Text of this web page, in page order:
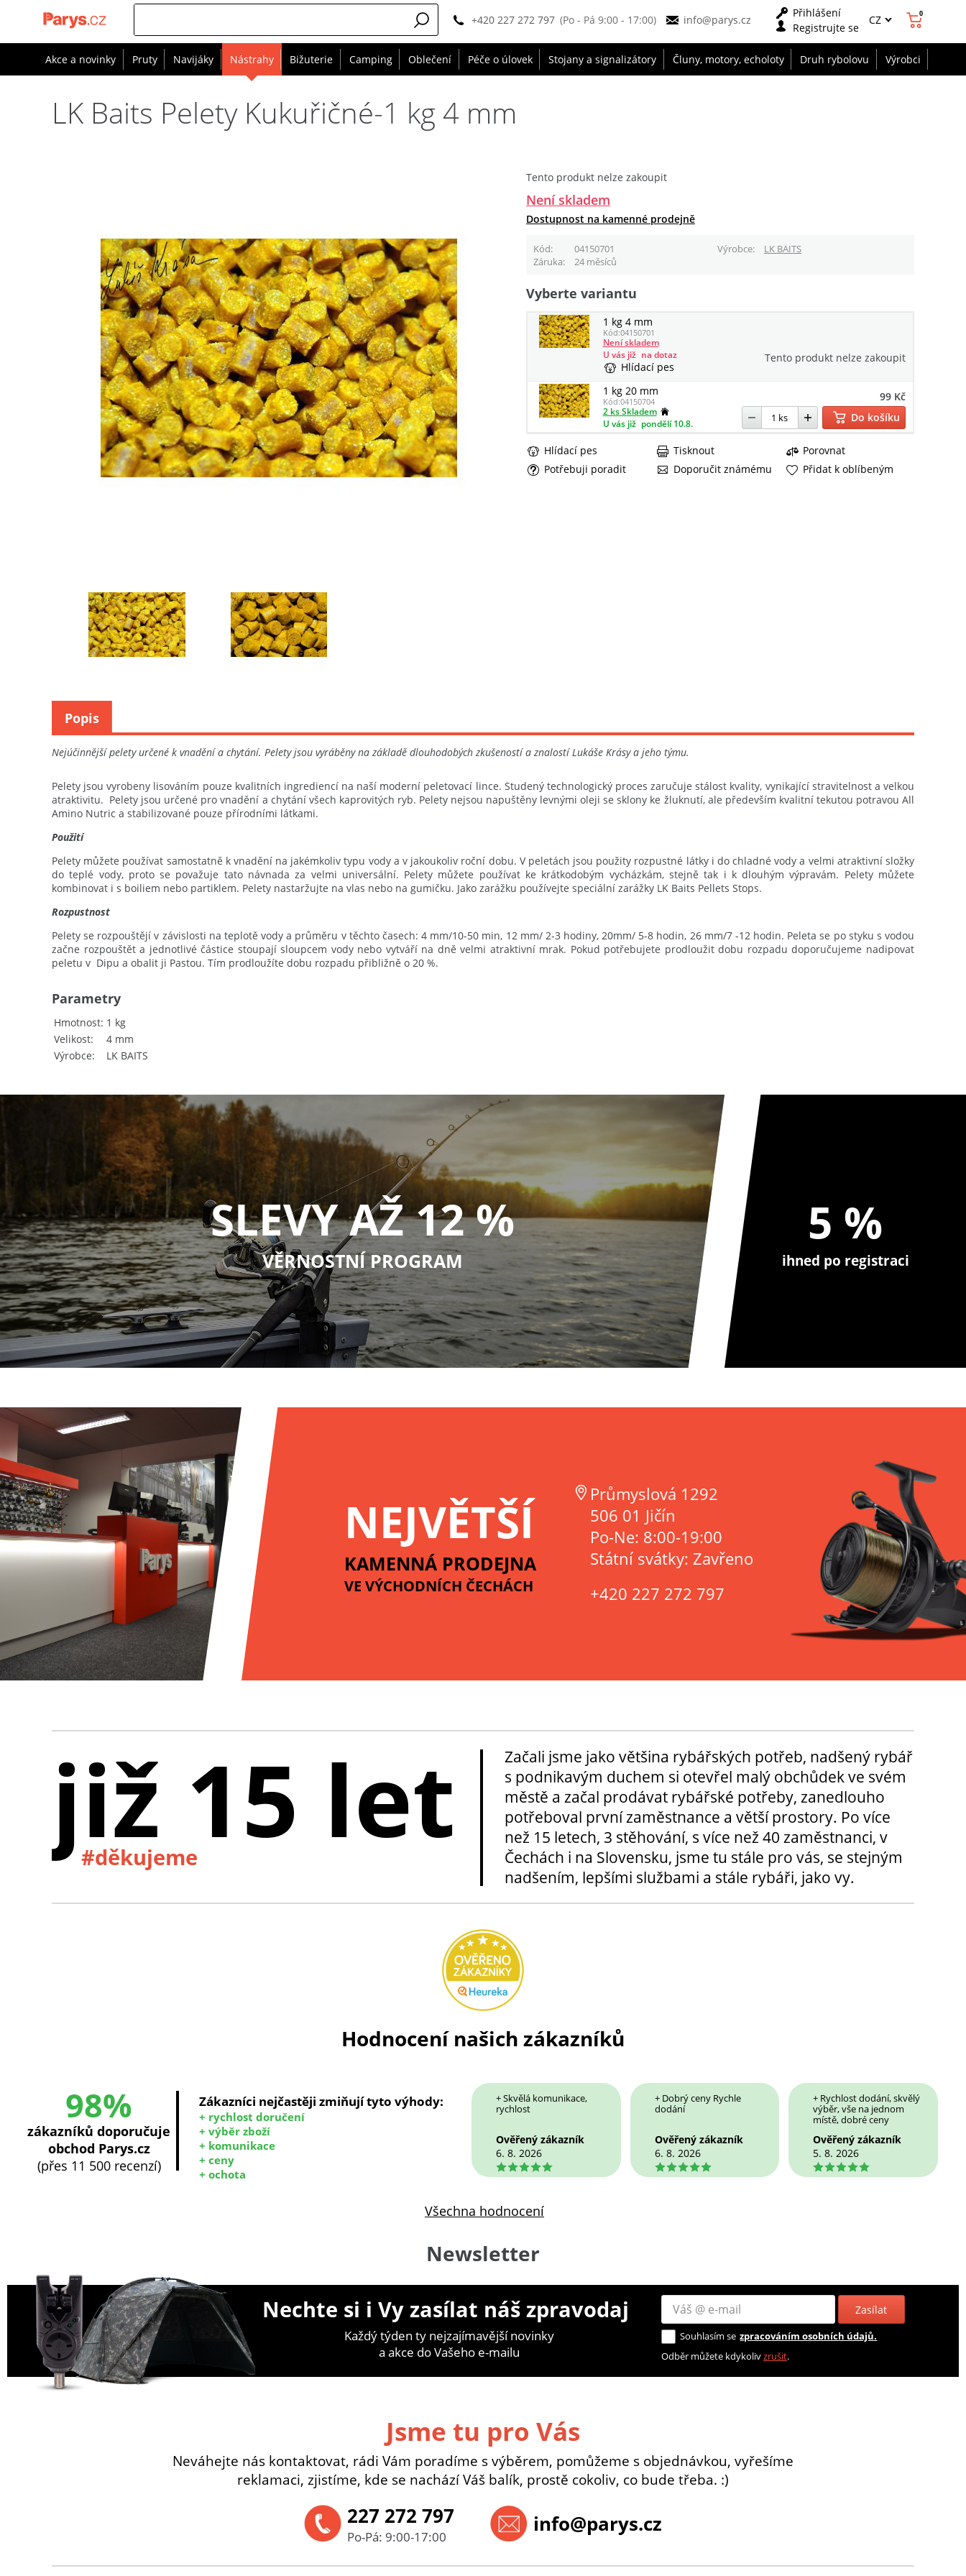
+420 227 272 797 (Po - Pá 9:00 - 17:00) info@parys.cz
Přihlášení
Registrujte se
CZ 0
Akce a novinky Pruty Navijáky Nástrahy Bižuterie Camping Oblečení Péče o úlovek Stojany a signalizátory Čluny, motory, echoloty Druh rybolovu Výrobci
LK Baits Pelety Kukuřičné-1 kg 4 mm
Tento produkt nelze zakoupit
Není skladem
Dostupnost na kamenné prodejně
Kód 04150701 Výrobce
LK BAITS
Záruka
24 měsíců
Vyberte variantu
1 kg 4 mm
Kód:04150701
Není skladem
U vás již na dotaz
Hlídací pes
Tento produkt nelze zakoupit
1 kg 20 mm
Kód:04150704 99 Kč
2 ks Skladem
U vás již pondělí 10.8. Do košíku
Hlídací pes
Porovnat
Potřebuji poradit
Doporučit známému
Tisknout
Přidat k oblíbeným
Nejúčinnější pelety určené k vnadění a chytání. Pelety jsou vyráběny na základě dlouhodobých zkušeností a znalostí Lukáše Krásy a jeho týmu.
Pelety jsou vyrobeny lisováním pouze kvalitních ingrediencí na naší moderní peletovací lince. Studený technologický proces zaručuje stálost kvality, vynikající stravitelnost a velkou
atraktivitu. Pelety jsou určené pro vnadění a chytání všech kaprovitých ryb. Pelety nejsou napuštěny levnými oleji se sklony ke žluknutí, ale především kvalitní tekutou potravou All
Amino Nutric a stabilizované pouze přírodními látkami.
Použití
Pelety můžete používat samostatně k vnadění na jakémkoliv typu vody a v jakoukoliv roční dobu. V peletách jsou použity rozpustné látky i do chladné vody a velmi atraktivní složky
do teplé vody, proto se považuje tato návnada za velmi universální. Pelety můžete používat ke krátkodobým vycházkám, stejně tak i k dlouhým výpravám. Pelety můžete
kombinovat i s boiliem nebo partiklem. Pelety nastaržujte na vlas nebo na gumičku. Jako zarážku používejte speciální zarážky LK Baits Pellets Stops.
Rozpustnost
Pelety se rozpouštějí v závislosti na teplotě vody a průměru v těchto časech: 4 mm/10-50 min, 12 mm/ 2-3 hodiny, 20mm/ 5-8 hodin, 26 mm/7 -12 hodin. Peleta se po styku s vodou
začne rozpouštět a jednotlivé částice stoupají sloupcem vody nebo vytváří na dně velmi atraktivní mrak. Pokud potřebujete prodloužit dobu rozpadu doporučujeme nadipovat
peletu v Dipu a obalit ji Pastou. Tím prodloužíte dobu rozpadu přibližně o 20 %.
Hmotnost 1 kg
Velikost
4 mm
Výrobce
LK BAITS
Parametry
Popis
SLEVY AŽ 12 %
VĚRNOSTNÍ PROGRAM
5 %
ihned po registraci
NEJVĚTŠÍ
KAMENNÁ PRODEJNA
VE VÝCHODNÍCH ČECHÁCH
Průmyslová 1292
506 01 Jičín
Po-Ne: 8:00-19:00
Státní svátky: Zavřeno
+420 227 272 797
již 15 let
#děkujeme
Začali jsme jako většina rybářských potřeb, nadšený rybář
s podnikavým duchem si otevřel malý obchůdek ve svém
městě a začal prodávat rybářské potřeby, zanedlouho
potřeboval první zaměstnance a větší prostory. Po více
než 15 letech, 3 stěhování, s více než 40 zaměstnanci, v
Čechách i na Slovensku, jsme tu stále pro vás, se stejným
nadšením, lepšími službami a stále rybáři, jako vy.
Hodnocení našich zákazníků
98%
zákazníků doporučuje
obchod Parys.cz
(přes 11 500 recenzí)
Zákazníci nejčastěji zmiňují tyto výhody:
+ rychlost doručení
+ výběr zboží
+ komunikace
+ ceny
+ ochota
+ Skvělá komunikace,
rychlost
Ověřený zákazník
6. 8. 2026
5
+ Dobrý ceny Rychle
dodání
Ověřený zákazník
6. 8. 2026
5
+ Rychlost dodání, skvělý
výběr, vše na jednom
místě, dobré ceny
Ověřený zákazník
5. 8. 2026
5
Všechna hodnocení
Newsletter
Nechte si i Vy zasílat náš zpravodaj Zasílat
Každý týden ty nejzajímavější novinky
a akce do Vašeho e-mailu
Souhlasím se zpracováním osobních údajů.
Odběr můžete kdykolivzrušit.
Jsme tu pro Vás
Neváhejte nás kontaktovat, rádi Vám poradíme s výběrem, pomůžeme s objednávkou, vyřešíme
reklamaci, zjistíme, kde se nachází Váš balík, prostě cokoliv, co bude třeba. :)
227 272 797
Po-Pá: 9:00-17:00 info@parys.cz